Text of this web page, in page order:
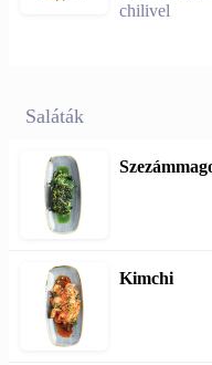
chilivel
Saláták
Kimchi